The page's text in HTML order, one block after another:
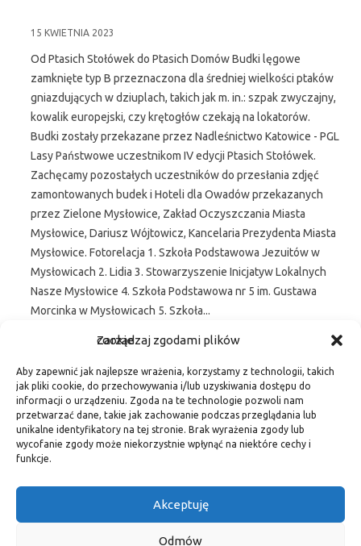
Zarządzaj zgodami plików cookie
Aby zapewnić jak najlepsze wrażenia, korzystamy z technologii, takich
jak pliki cookie, do przechowywania i/lub uzyskiwania dostępu do
informacji o urządzeniu. Zgoda na te technologie pozwoli nam
przetwarzać dane, takie jak zachowanie podczas przeglądania lub
unikalne identyfikatory na tej stronie. Brak wyrażenia zgody lub
wycofanie zgody może niekorzystnie wpłynąć na niektóre cechy i
funkcje.
Akceptuję
Odmów
15 KWIETNIA 2023
Od Ptasich Stołówek do Ptasich Domów Budki lęgowe
zamknięte typ B przeznaczona dla średniej wielkości ptaków
gniazdujących w dziuplach, takich jak m. in.: szpak zwyczajny,
kowalik europejski, czy krętogłów czekają na lokatorów.
Budki zostały przekazane przez Nadleśnictwo Katowice - PGL
Lasy Państwowe uczestnikom IV edycji Ptasich Stołówek.
Zachęcamy pozostałych uczestników do przesłania zdjęć
zamontowanych budek i Hoteli dla Owadów przekazanych
przez Zielone Mysłowice, Zakład Oczyszczania Miasta
Mysłowice, Dariusz Wójtowicz, Kancelaria Prezydenta Miasta
Mysłowice. Fotorelacja 1. Szkoła Podstawowa Jezuitów w
Mysłowicach 2. Lidia 3. Stowarzyszenie Inicjatyw Lokalnych
Nasze Mysłowice 4. Szkoła Podstawowa nr 5 im. Gustawa
Morcinka w Mysłowicach 5. Szkoła...
Czytaj więcej
1 2 3 KOLEJNY »
c
e
as
t
m
ail
h
ar